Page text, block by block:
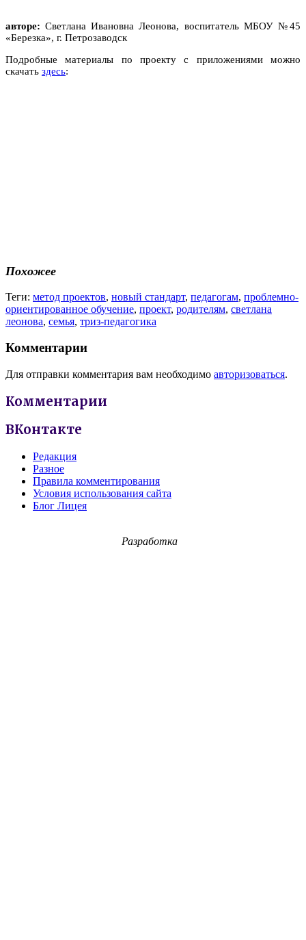
авторе: Светлана Ивановна Леонова, воспитатель МБОУ №45
«Березка», г. Петрозаводск
Подробные материалы по проекту с приложениями можно
скачать здесь:
Похожее
Теги: метод проектов, новый стандарт, педагогам, проблемно-
ориентированное обучение, проект, родителям, светлана
леонова, семья, триз-педагогика
Комментарии
Для отправки комментария вам необходимо авторизоваться.
Комментарии
ВКонтакте
Редакция
Разное
Правила комментирования
Условия использования сайта
Блог Лицея
Разработка